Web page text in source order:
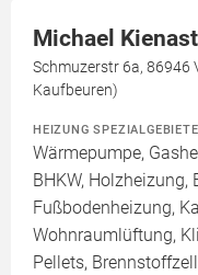
Michael
Schmuzerstr 6a, 86946
Kaufbeuren)
HEIZUNG SPEZIALGEBIETE
Wärmepumpe,
BHKW, Holzheizung,
Fußbodenheizung,
Wohnraumlüftung,
Pellets,